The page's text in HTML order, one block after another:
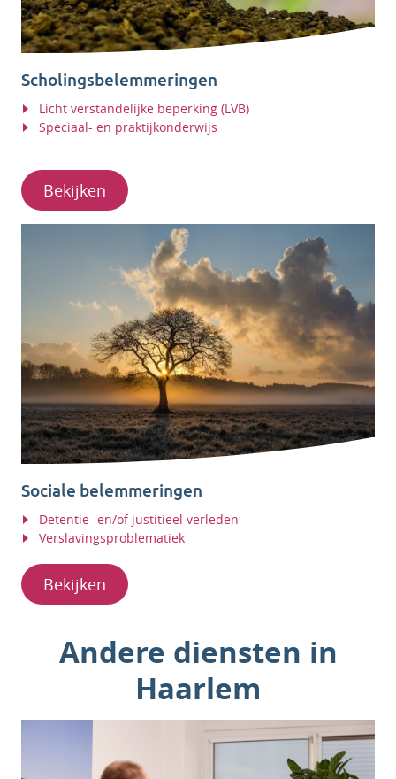
Scholingsbelemmeringen
Licht verstandelijke beperking (LVB)
Speciaal- en praktijkonderwijs
Bekijken
Sociale belemmeringen
Detentie- en/of justitieel verleden
Verslavingsproblematiek
Bekijken
Andere diensten in
Haarlem